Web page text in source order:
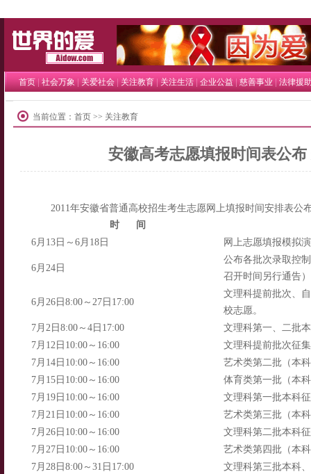
世界的爱
首页|社会万象|关爱社会|关注教育|关注生活|企业公益|慈善事业|法律援
当前位置： 首页 >> 关注教育
安徽高考志愿填报时间表公
2011年安徽省普通高校招生考生志愿网上填报时间安排表公
时 间
6月13日～6月18日
网上志愿填报模拟
6月24日
公布各批次录取控
召开时间另行通告
6月26日8:00～27日17:00
文理科提前批次、
校志愿。
7月2日8:00～4日17:00
文理科第一、二批
7月12日10:00～16:00
文理科提前批次征
7月14日10:00～16:00
艺术类第二批（本
7月15日10:00～16:00
体育类第一批（本
7月19日10:00～16:00
文理科第一批本科
7月21日10:00～16:00
艺术类第三批（本
7月26日10:00～16:00
文理科第二批本科
7月27日10:00～16:00
艺术类第四批（本
7月28日8:00～31日17:00
文理科第三批本科